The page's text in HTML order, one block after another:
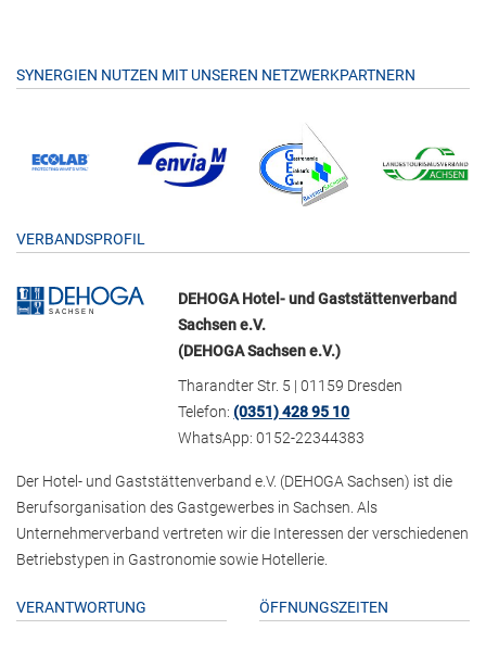
SYNERGIEN NUTZEN MIT UNSEREN NETZWERKPARTNERN
VERBANDSPROFIL
DEHOGA Hotel- und Gaststättenverband
Sachsen e.V.
(DEHOGA Sachsen e.V.)
Tharandter Str. 5 | 01159 Dresden
Telefon:(0351) 428 95 10
WhatsApp: 0152-22344383
Der Hotel- und Gaststättenverband e.V. (DEHOGA Sachsen) ist die
Berufsorganisation des Gastgewerbes in Sachsen. Als
Unternehmerverband vertreten wir die Interessen der verschiedenen
Betriebstypen in Gastronomie sowie Hotellerie.
VERANTWORTUNG ÖFFNUNGSZEITEN